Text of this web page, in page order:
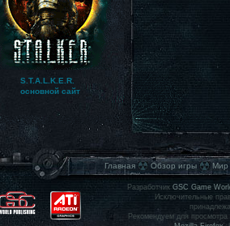
S.T.A.L.K.E.R.
основной сайт
Главная Обзор игры Мир
Разработчик GSC Game
Исключительные
Рекомендуем для просмотра